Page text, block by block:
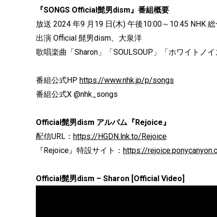
『SONGS Official髭男dism』番組概要
放送 2024 年9 月19 日(木) 午後10:00～10:45 NHK 総
出演 Official 髭男dism、大泉洋
歌唱楽曲「Sharon」「SOULSOUP」「ホワイトノイ
番組公式HP https://www.nhk.jp/p/songs
番組公式X @nhk_songs
Official髭男dism アルバム『Rejoice』
配信URL： https://HGDN.lnk.to/Rejoice
『Rejoice』特設サイト： https://
Official髭男dism – Sharon [Official Video]